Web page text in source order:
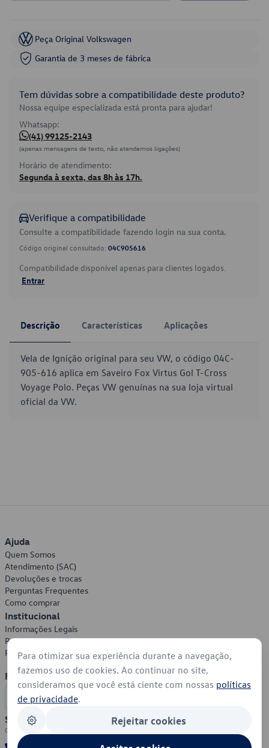
Peça Original Volkswagen
Garantia de 3 meses de fábrica
Tem dúvidas sobre a compatibilidade deste produto?
Nossa equipe especializada está pronta para ajudar!
Whatsapp:
(41) 99125-2143
(apenas mensagens de texto, não atendemos ligações)
Horário de atendimento:
Segunda à sexta, das 8h às 17h.
Verifique a compatibilidade
Consulte a compatibilidade fazendo login na sua conta.
Código original consultado: 04C905616
Compatibilidade disponível apenas para clientes logados.
Entrar
Descrição Características Aplicações
Vela de Ignição original para seu VW, o código 04C-
905-616 aplica em Saveiro Fox Virtus Gol T-Cross
Voyage Polo. Peças VW genuínas na sua loja virtual
oficial da VW.
Ajuda
Quem Somos
Atendimento (SAC)
Devoluções e trocas
Perguntas Frequentes
Como comprar
Institucional
Informações Legais
Política de Privacidade
Política de Cookies
Formas de Pagamento
Segurança
Para otimizar sua experiência durante a navegação,
fazemos uso de cookies. Ao continuar no site,
consideramos que você está ciente com nossas políticas
de privacidade.
Rejeitar cookies